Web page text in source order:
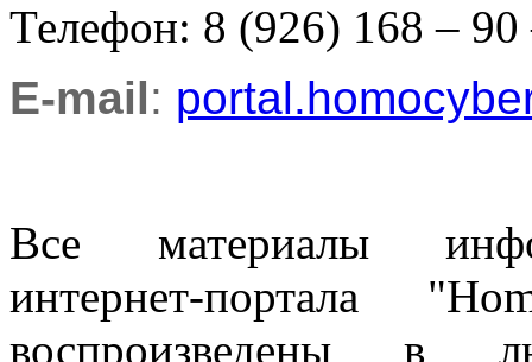
Телефон: 8 (926) 168 – 90
E-mail:
Все материалы
интернет-портала
воспроизведены в